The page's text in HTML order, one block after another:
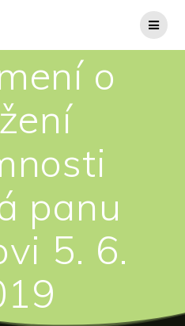
o
panu
5. 6.